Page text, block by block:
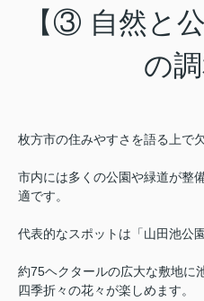
【③ 自然と
の調
枚方市の住みやすさを語る上で
市内には多くの公園や緑道が整備
適です。
代表的なスポットは「山田池公園
約75ヘクタールの広大な敷地に
四季折々の花々が楽しめます。